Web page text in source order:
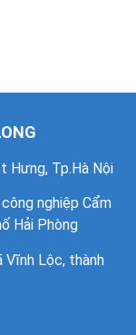
Hưng, Tp.Hà Nội
nghiệp Cẩm
Hải Phòng
Vĩnh Lộc, thành